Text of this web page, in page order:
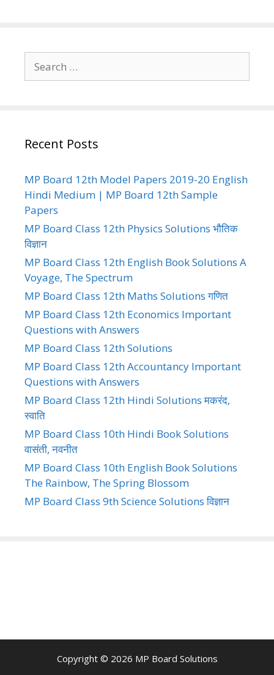
for:
Recent Posts
MP Board 12th Model Papers 2019-20 English
Hindi Medium | MP Board 12th Sample
Papers
MP Board Class 12th Physics Solutions भौतिक
विज्ञान
MP Board Class 12th English Book Solutions A
Voyage, The Spectrum
MP Board Class 12th Maths Solutions गणित
MP Board Class 12th Economics Important
Questions with Answers
MP Board Class 12th Solutions
MP Board Class 12th Accountancy Important
Questions with Answers
MP Board Class 12th Hindi Solutions मकरंद,
स्वाति
MP Board Class 10th Hindi Book Solutions
वासंती, नवनीत
MP Board Class 10th English Book Solutions
The Rainbow, The Spring Blossom
MP Board Class 9th Science Solutions विज्ञान
Copyright © 2026 MP Board Solutions